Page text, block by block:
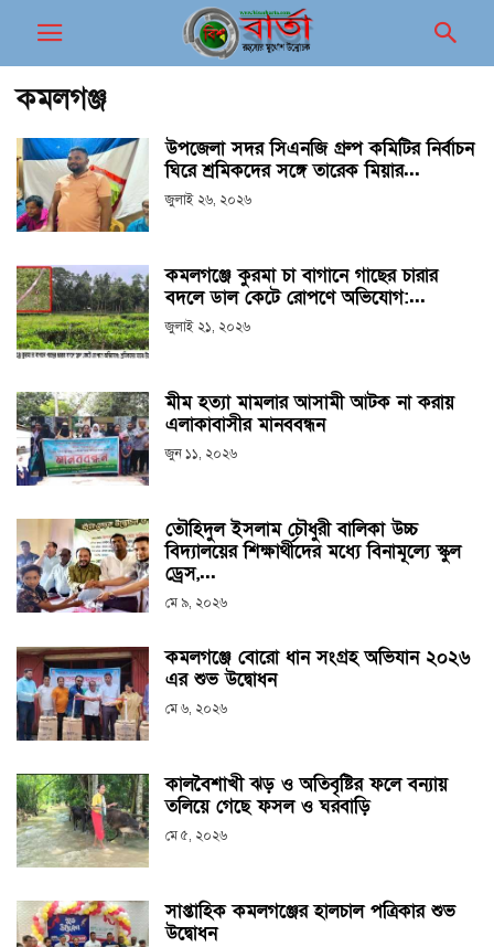
কমলগঞ্জ
উপজেলা সদর সিএনজি গ্রুপ কমিটির নির্বাচন
ঘিরে শ্রমিকদের সঙ্গে তারেক মিয়ার...
জুলাই ২৬, ২০২৬
কমলগঞ্জে কুরমা চা বাগানে গাছের চারার
বদলে ডাল কেটে রোপণে অভিযোগ:...
জুলাই ২১, ২০২৬
মীম হত্যা মামলার আসামী আটক না করায়
এলাকাবাসীর মানববন্ধন
জুন ১১, ২০২৬
তৌহিদুল ইসলাম চৌধুরী বালিকা উচ্চ
বিদ্যালয়ের শিক্ষার্থীদের মধ্যে বিনামূল্যে স্কুল
ড্রেস,...
মে ৯, ২০২৬
কমলগঞ্জে বোরো ধান সংগ্রহ অভিযান ২০২৬
এর শুভ উদ্বোধন
মে ৬, ২০২৬
কালবৈশাখী ঝড় ও অতিবৃষ্টির ফলে বন্যায়
তলিয়ে গেছে ফসল ও ঘরবাড়ি
মে ৫, ২০২৬
সাপ্তাহিক কমলগঞ্জের হালচাল পত্রিকার শুভ
উদ্বোধন